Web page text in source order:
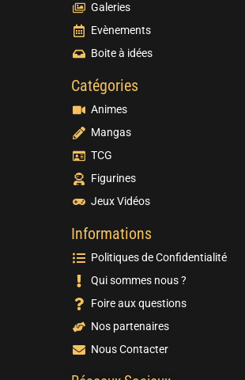
Galeries
Evènements
Boite à idées
Catégories
Animes
Mangas
TCG
Figurines
Jeux Vidéos
Informations
Politiques de Confidentialité
Qui sommes nous ?
Foire aux questions
Nos partenaires
Nous Contacter